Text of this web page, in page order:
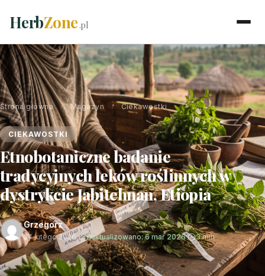
HerbZone.pl
Strona główna › Magazyn › Ciekawostki
CIEKAWOSTKI
Etnobotaniczne badanie
tradycyjnych leków roślinnych w
dystrykcie Jabitehnan, Etiopia
Grzegorz
24 lutego 2026· Zaktualizowano: 6 mar 2026· 3 min